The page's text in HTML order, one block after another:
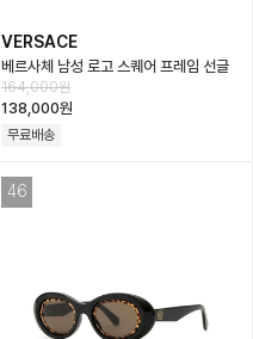
VERSACE
베르사체 남성 로고 스퀘어 프레임 선글
라스 - Versace Mens Logo
Square…
164,000원
138,000원
무료배송
46